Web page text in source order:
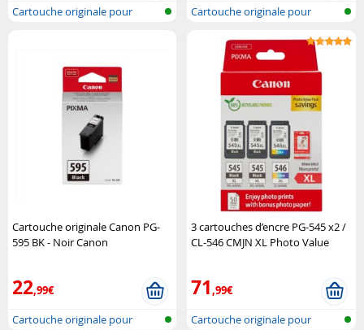
Cartouche originale pour
Cartouche originale pour
Cartouche originale Canon PG-
595 BK - Noir Canon
22,99€
Cartouche originale pour
3 cartouches d’encre PG-545 x2 /
CL-546 CMJN XL Photo Value
71,99€
Cartouche originale pour